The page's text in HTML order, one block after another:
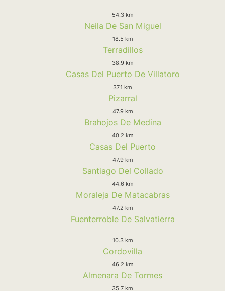
54.3 km
Neila De San Miguel
18.5 km
Terradillos
38.9 km
Casas Del Puerto De Villatoro
37.1 km
Pizarral
47.9 km
Brahojos De Medina
40.2 km
Casas Del Puerto
47.9 km
Santiago Del Collado
44.6 km
Moraleja De Matacabras
47.2 km
Fuenterroble De Salvatierra
10.3 km
Cordovilla
46.2 km
Almenara De Tormes
35.7 km